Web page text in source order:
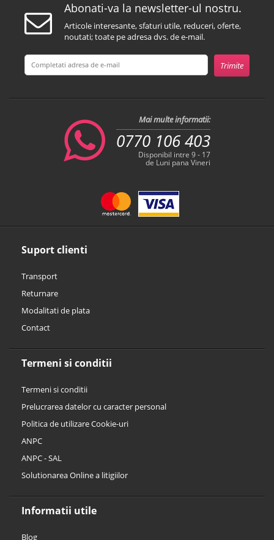
Suport clienti
Transport
Returnare
Modalitati de plata
Contact
Termeni si conditii
Termeni si conditii
Prelucrarea datelor cu caracter personal
Politica de utilizare Cookie-uri
ANPC
ANPC - SAL
Solutionarea Online a litigiilor
Informatii utile
Blog
Abonati-va la newsletter-ul nostru.
Articole interesante, sfaturi utile, reduceri, oferte,
noutati; toate pe adresa dvs. de e-mail.
Mai multe informatii:
0770 106 403
Disponibil intre 9 - 17
de Luni pana Vineri